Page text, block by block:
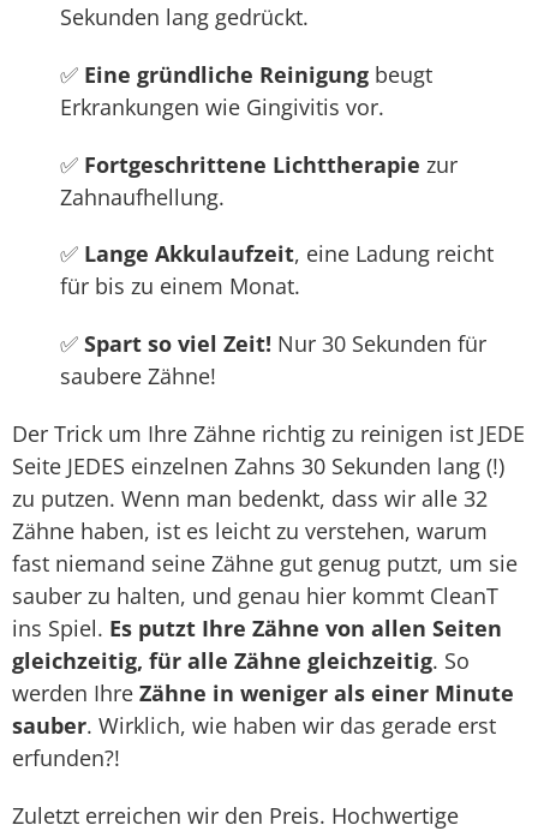
Sekunden lang gedrückt.
✅ Eine gründliche Reinigung beugt
Erkrankungen wie Gingivitis vor.
✅ Fortgeschrittene Lichttherapie zur
Zahnaufhellung.
✅ Lange Akkulaufzeit, eine Ladung reicht
für bis zu einem Monat.
✅ Spart so viel Zeit! Nur 30 Sekunden für
saubere Zähne!
Der Trick um Ihre Zähne richtig zu reinigen ist JEDE
Seite JEDES einzelnen Zahns 30 Sekunden lang (!)
zu putzen. Wenn man bedenkt, dass wir alle 32
Zähne haben, ist es leicht zu verstehen, warum
fast niemand seine Zähne gut genug putzt, um sie
sauber zu halten, und genau hier kommt CleanT
ins Spiel. Es putzt Ihre Zähne von allen Seiten
gleichzeitig, für alle Zähne gleichzeitig. So
werden Ihre Zähne in weniger als einer Minute
sauber. Wirklich, wie haben wir das gerade erst
erfunden?!
Zuletzt erreichen wir den Preis. Hochwertige